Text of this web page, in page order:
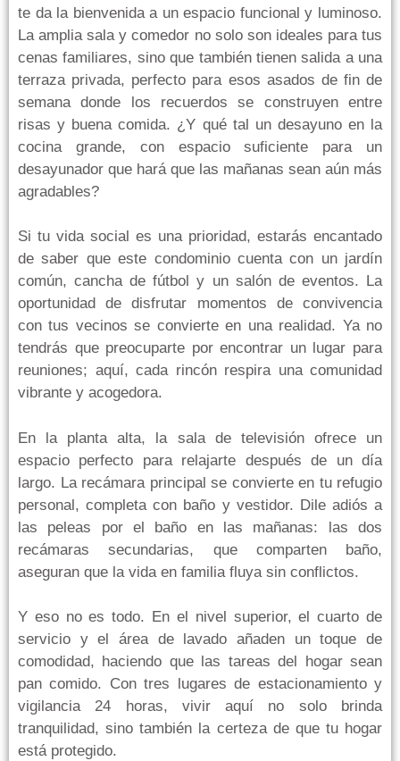
te da la bienvenida a un espacio funcional y luminoso.
La amplia sala y comedor no solo son ideales para tus
cenas familiares, sino que también tienen salida a una
terraza privada, perfecto para esos asados de fin de
semana donde los recuerdos se construyen entre
risas y buena comida. ¿Y qué tal un desayuno en la
cocina grande, con espacio suficiente para un
desayunador que hará que las mañanas sean aún más
agradables?
Si tu vida social es una prioridad, estarás encantado
de saber que este condominio cuenta con un jardín
común, cancha de fútbol y un salón de eventos. La
oportunidad de disfrutar momentos de convivencia
con tus vecinos se convierte en una realidad. Ya no
tendrás que preocuparte por encontrar un lugar para
reuniones; aquí, cada rincón respira una comunidad
vibrante y acogedora.
En la planta alta, la sala de televisión ofrece un
espacio perfecto para relajarte después de un día
largo. La recámara principal se convierte en tu refugio
personal, completa con baño y vestidor. Dile adiós a
las peleas por el baño en las mañanas: las dos
recámaras secundarias, que comparten baño,
aseguran que la vida en familia fluya sin conflictos.
Y eso no es todo. En el nivel superior, el cuarto de
servicio y el área de lavado añaden un toque de
comodidad, haciendo que las tareas del hogar sean
pan comido. Con tres lugares de estacionamiento y
vigilancia 24 horas, vivir aquí no solo brinda
tranquilidad, sino también la certeza de que tu hogar
está protegido.